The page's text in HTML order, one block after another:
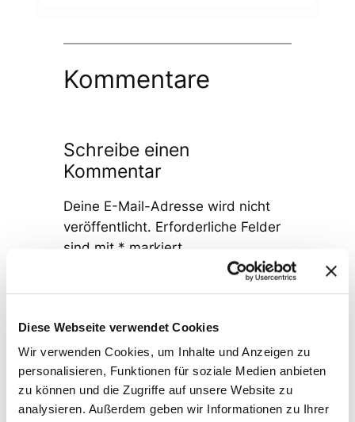
Diese Webseite verwendet Cookies
Wir verwenden Cookies, um Inhalte und Anzeigen zu
personalisieren, Funktionen für soziale Medien anbieten
zu können und die Zugriffe auf unsere Website zu
analysieren. Außerdem geben wir Informationen zu Ihrer
Kommentare
Schreibe einen
Kommentar
Deine E-Mail-Adresse wird nicht
veröffentlicht. Erforderliche Felder
sind mit * markiert
Name*